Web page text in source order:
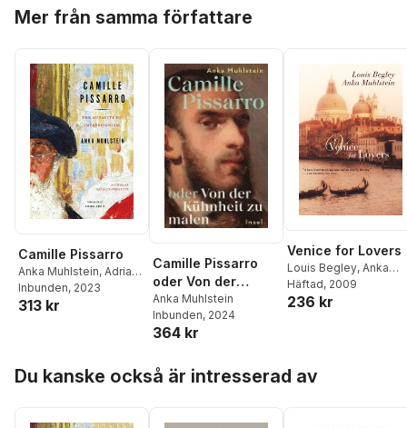
Mer från samma författare
Camille Pissarro
Anka Muhlstein, Adriana
Hunter
Inbunden, 2023
313 kr
Camille Pissarro
oder Von der
Kühnheit zu malen
Anka Muhlstein
Inbunden, 2024
364 kr
Venice for Lovers
Louis Begley, Anka
Muhlstein
Häftad, 2009
236 kr
Du kanske också är intresserad av